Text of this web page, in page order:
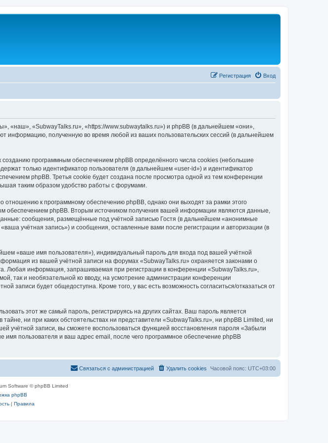
Вход
Регистрация
«наш», «SubwayTalks.ru», «https://www.subwaytalks.ru») и phpBB (в дальнейшем «они»,
информацию, полученную во время любой из ваших пользовательских сессий (в дальнейшем
программным обеспечением phpBB определённого числа cookies (небольшие
только идентификатор пользователя (в дальнейшем «user-id») и идентификатор
phpBB. Третья cookie будет создана после просмотра одной из тем конференции
таким образом удобство работы с форумами.
к программному обеспечению phpBB, однако они выходят за рамки этого
обеспечением phpBB. Вторым источником получения вашей информации являются данные,
сообщения, размещённые под учётной записью Гостя (в дальнейшем «анонимные
учётная запись») и сообщения, оставленные вами после регистрации и авторизации (в
«ваше имя пользователя»), индивидуальный пароль для входа под вашей учётной
из вашей учётной записи на форумах «SubwayTalks.ru» охраняется законами о
Любая информация, запрашиваемая при регистрации в конференции «SubwayTalks.ru»,
так и необязательной ко вводу, на усмотрение администрации конференции
записи будет общедоступна. Кроме того, у вас есть возможность согласиться/отказаться от
этот же самый пароль, регистрируясь на других сайтах. Ваш пароль является
ни при каких обстоятельствах ни представители «SubwayTalks.ru», ни phpBB Limited, ни
учётной записи, вы сможете воспользоваться функцией восстановления пароля «Забыли
пользователя и ваш адрес email, после чего программное обеспечение phpBB
Часовой пояс: UTC+03:00
Удалить cookies
Связаться с администрацией
Software © phpBB Limited
phpBB
| Правила